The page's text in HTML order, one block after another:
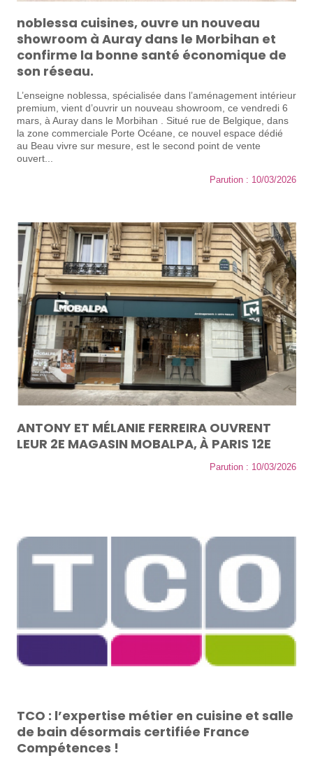
noblessa cuisines, ouvre un nouveau
showroom à Auray dans le Morbihan et
confirme la bonne santé économique de
son réseau.
L’enseigne noblessa, spécialisée dans l’aménagement intérieur
premium, vient d’ouvrir un nouveau showroom, ce vendredi 6
mars, à Auray dans le Morbihan . Situé rue de Belgique, dans
la zone commerciale Porte Océane, ce nouvel espace dédié
au Beau vivre sur mesure, est le second point de vente
ouvert...
Parution : 10/03/2026
ANTONY ET MÉLANIE FERREIRA OUVRENT
LEUR 2E MAGASIN MOBALPA, À PARIS 12E
Parution : 10/03/2026
TCO : l’expertise métier en cuisine et salle
de bain désormais certifiée France
Compétences !